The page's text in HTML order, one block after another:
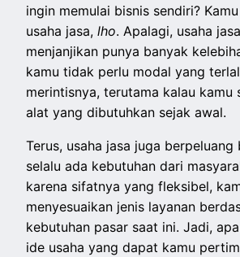
ingin memulai bisnis sendiri?
usaha jasa,lho. Apalagi, usaha
menjanjikan punya banyak
kamu tidak perlu modal yang
merintisnya, terutama kalau kamu
alat yang dibutuhkan sejak awal.
Terus, usaha jasa juga berpeluang
selalu ada kebutuhan dari
karena sifatnya yang fleksibel,
menyesuaikan jenis layanan
kebutuhan pasar saat ini. Jadi,
ide usaha yang dapat kamu